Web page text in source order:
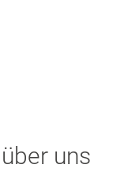
uns